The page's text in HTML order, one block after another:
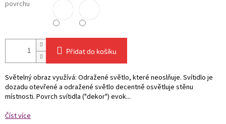
povrchu
Přidat do košíku
Světelný obraz využívá: Odražené světlo, které neoslňuje. Svítidlo je
dozadu otevřené a odražené světlo decentně osvětluje stěnu
místnosti. Povrch svítidla ("dekor") evok...
Číst více